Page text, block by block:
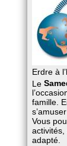
Erdre à
Le
famille.
Vous
adapté.